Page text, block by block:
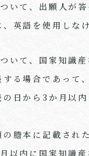
いて、出願人が
英語を使用しな
いて、国家知識産
る場合であって
日から3か月以
謄本に記載され
以内に国家知識